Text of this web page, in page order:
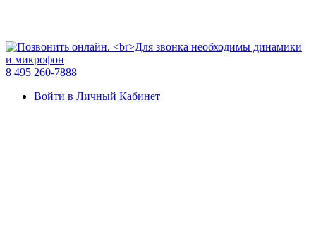
8 495 260-7888
Войти в Личный Кабинет